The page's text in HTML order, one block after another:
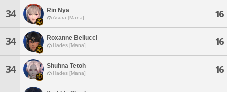
34 Rin Nya
Asura [Mana] 16
34 Roxanne Bellucci
Hades [Mana] 16
34 Shuhna Tetoh
Hades [Mana] 16